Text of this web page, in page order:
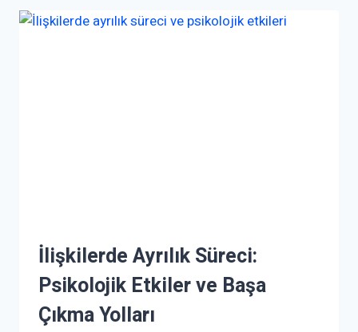
İlişkilerde Ayrılık Süreci:
Psikolojik Etkiler ve Başa
Çıkma Yolları